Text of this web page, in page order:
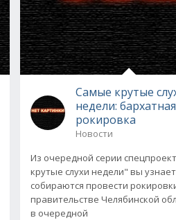
Самые крутые
недели: бархатная
рокировка
Новости
Из очередной серии
крутые слухи недели" вы
собираются провести
правительстве Челябинской
в очередной